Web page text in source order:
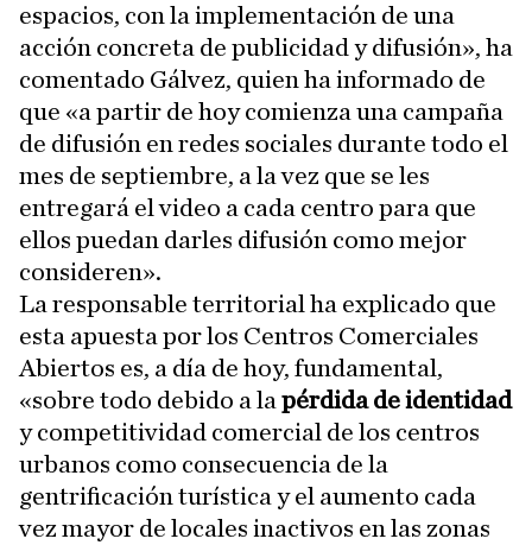
espacios, con la implementación de una
acción concreta de publicidad y difusión», ha
comentado Gálvez, quien ha informado de
que «a partir de hoy comienza una campaña
de difusión en redes sociales durante todo el
mes de septiembre, a la vez que se les
entregará el video a cada centro para que
ellos puedan darles difusión como mejor
consideren».
La responsable territorial ha explicado que
esta apuesta por los Centros Comerciales
Abiertos es, a día de hoy, fundamental,
«sobre todo debido a la pérdida de identidad
y competitividad comercial de los centros
urbanos como consecuencia de la
gentrificación turística y el aumento cada
vez mayor de locales inactivos en las zonas